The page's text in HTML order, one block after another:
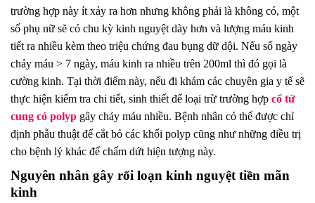
trường hợp này ít xảy ra hơn nhưng không phải là không có, một
số phụ nữ sẽ có chu kỳ kinh nguyệt dày hơn và lượng máu kinh
tiết ra nhiều kèm theo triệu chứng đau bụng dữ dội. Nếu số ngày
chảy máu > 7 ngày, máu kinh ra nhiều trên 200ml thì đó gọi là
cường kinh. Tại thời điểm này, nếu đi khám các chuyên gia y tế sẽ
thực hiện kiểm tra chi tiết, sinh thiết để loại trừ trường hợp cổ tử
cung có polyp gây chảy máu nhiều. Bệnh nhân có thể được chỉ
định phẫu thuật để cắt bỏ các khối polyp cũng như những điều trị
cho bệnh lý khác để chấm dứt hiện tượng này.
Nguyên nhân gây rối loạn kinh nguyệt tiền mãn
kinh